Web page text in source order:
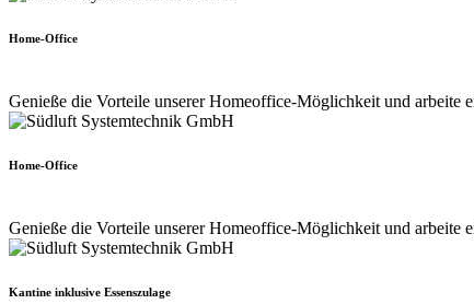
Home-Office
Genieße die Vorteile unserer Homeoffice-Möglichkeit und arbeite
Home-Office
Genieße die Vorteile unserer Homeoffice-Möglichkeit und arbeite
Kantine inklusive Essenszulage